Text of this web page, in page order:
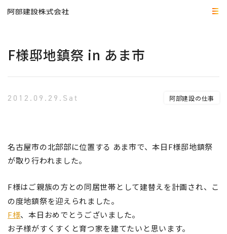
F様邸地鎮祭 in あま市
2012.09.29.Sat 阿部建設の仕事
名古屋市の北部部に位置する あま市で、本日F様邸地鎮祭
が取り行われました。
F様はご親族の方との同居世帯として建替えを計画され、こ
の度地鎮祭を迎えられました。
F様、本日おめでとうございました。
お子様がすくすくと育つ家を建てたいと思います。